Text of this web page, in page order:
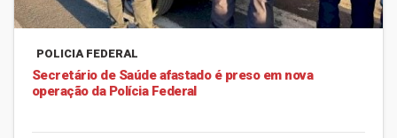
POLICIA FEDERAL
Secretário de Saúde afastado é preso em nova
operação da Polícia Federal